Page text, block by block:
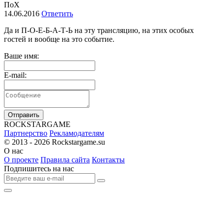
ПоХ
14.06.2016 Ответить
Да и П-О-Е-Б-А-Т-Ь на эту трансляцию, на этих особых
гостей и вообще на это событие.
Ваше имя:
E-mail:
Отправить
ROCKSTARGAME
Партнерство Рекламодателям
© 2013 - 2026 Rockstargame.su
О нас
О проекте Правила сайта Контакты
Подпишитесь на нас